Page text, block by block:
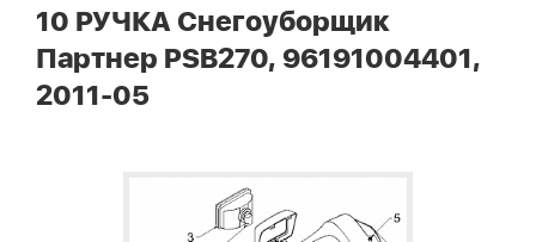
10 РУЧКА Снегоуборщик
Партнер PSB270, 96191004401,
2011-05